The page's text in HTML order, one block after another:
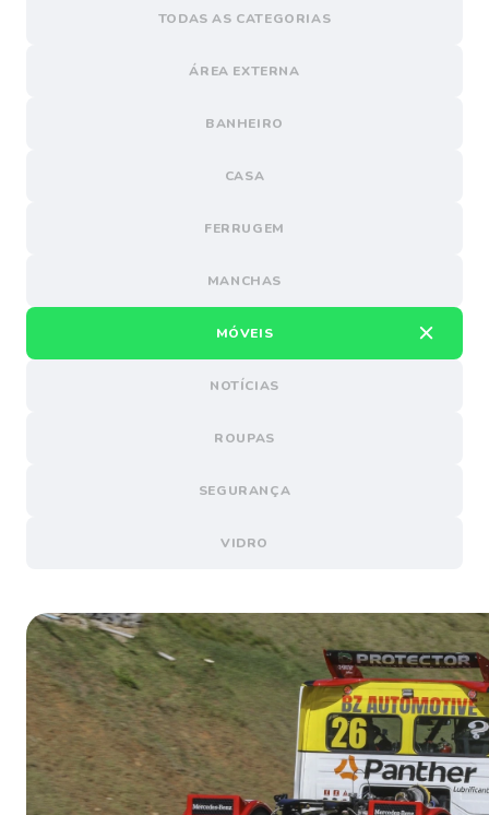
TODAS AS CATEGORIAS
ÁREA EXTERNA
BANHEIRO
CASA
FERRUGEM
MANCHAS
MÓVEIS
NOTÍCIAS
ROUPAS
SEGURANÇA
VIDRO